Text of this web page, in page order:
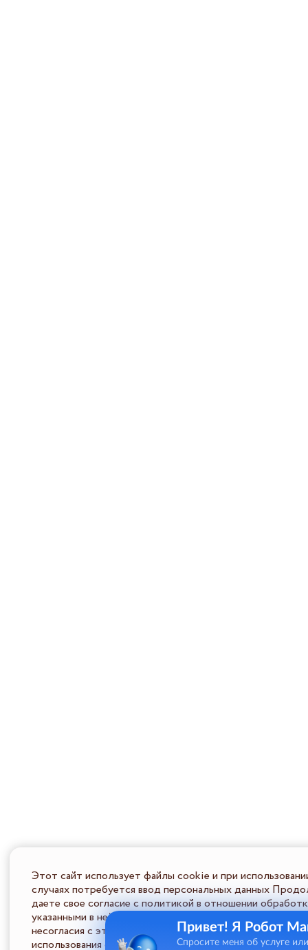
Этот сайт использует файлы cookie и при
случаях потребуется ввод персональных данных
даете свое согласие с политикой в отношении
указанными в ней условиями обработки персональной
несогласия с этими условиями Пользователь должен
использования сайта.
Привет! Я Робот
Спросите меня об услуге